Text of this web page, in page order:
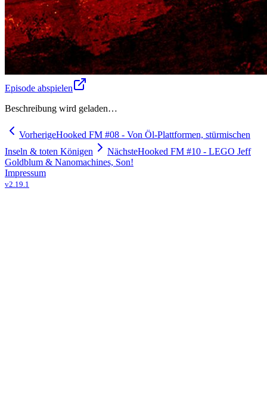
Episode abspielen
Beschreibung wird geladen…
VorherigeHooked FM #08 - Von Öl-Plattformen, stürmischen
Inseln & toten Königen
NächsteHooked FM #10 - LEGO Jeff
Goldblum & Nanomachines, Son!
Impressum
v2.19.1